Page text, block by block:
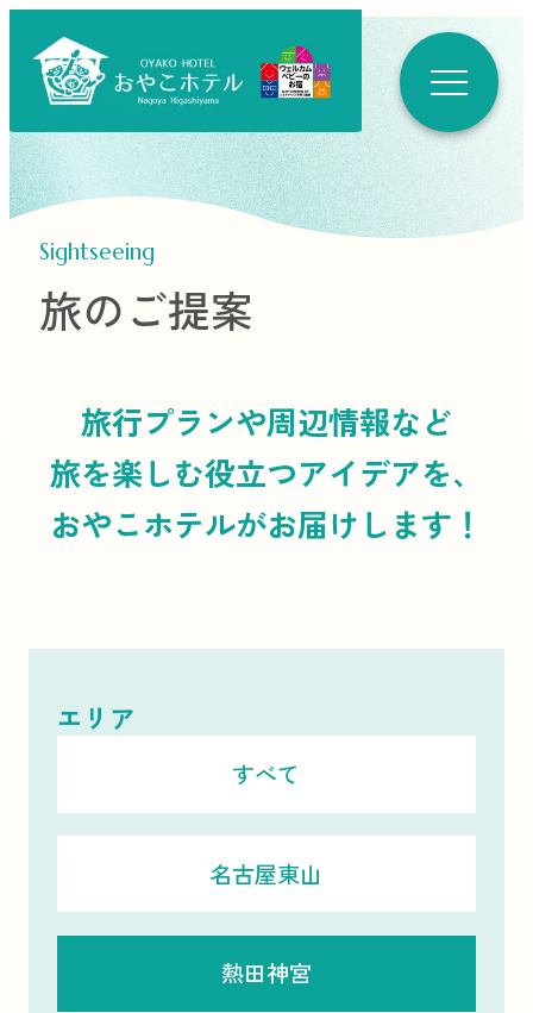
Sightseeing
旅のご提案
旅行プランや周辺情報など
旅を楽しむ役立つアイデアを、
おやこホテルがお届けします！
エリア
すべて
名古屋東山
熱田神宮